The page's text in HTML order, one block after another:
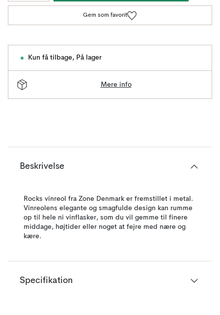
Gem som favorit
Kun få tilbage, På lager
Mere info
Beskrivelse
Rocks vinreol fra Zone Denmark er fremstillet i metal.
Vinreolens elegante og smagfulde design kan rumme
op til hele ni vinflasker, som du vil gemme til finere
middage, højtider eller noget at fejre med nære og
kære.
Specifikation